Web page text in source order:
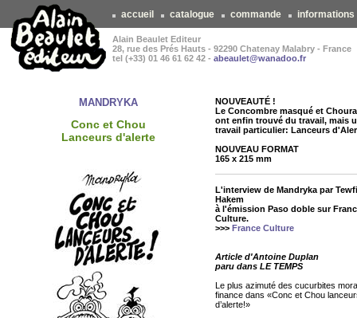
accueil catalogue commande informations
Alain Beaulet Editeur
28, rue des Prés Hauts - 92290 Chatenay Malabry - France
tel (+33) 01 46 61 62 42 - abeaulet@wanadoo.fr
MANDRYKA
Conc et Chou
Lanceurs d'alerte
NOUVEAUTÉ !
Le Concombre masqué et
ont enfin trouvé du travail, mais
travail particulier: Lanceurs
NOUVEAU FORMAT
165 x 215 mm
L'interview de Mandryka par
Hakem
à l'émission Paso doble sur
Culture.
>>> France Culture
Article d'Antoine Duplan
paru dans LE TEMPS
Le plus azimuté des cucurbites
finance dans «Conc et Chou
d’alerte!»